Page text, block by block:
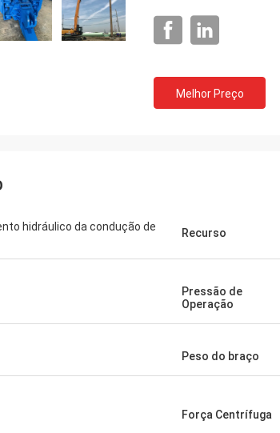
Melhor Preço
hidráulico da condução de
Recurso
Pressão de
Operação
Peso do braço
Força Centrífuga